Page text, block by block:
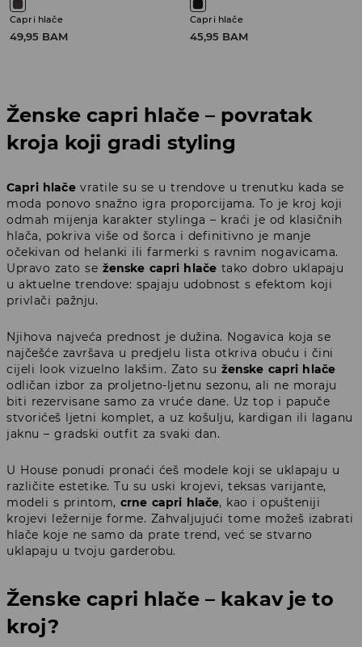
Capri hlače
49,95 BAM
Capri hlače
45,95 BAM
Ženske capri hlače – povratak
kroja koji gradi styling
Capri hlačevratile su se u trendove u trenutku kada se
moda ponovo snažno igra proporcijama. To je kroj koji
odmah mijenja karakter stylinga – kraći je od klasičnih
hlača, pokriva više od šorca i definitivno je manje
očekivan od helanki ili farmerki s ravnim nogavicama.
Upravo zato se ženske capri hlače tako dobro uklapaju
u aktuelne trendove: spajaju udobnost s efektom koji
privlači pažnju.
Njihova najveća prednost je dužina. Nogavica koja se
najčešće završava u predjelu lista otkriva obuću i čini
cijeli look vizuelno lakšim. Zato su ženske capri hlače
odličan izbor za proljetno-ljetnu sezonu, ali ne moraju
biti rezervisane samo za vruće dane. Uz top i papuče
stvorićeš ljetni komplet, a uz košulju, kardigan ili laganu
jaknu – gradski outfit za svaki dan.
U House ponudi pronaći ćeš modele koji se uklapaju u
različite estetike. Tu su uski krojevi, teksas varijante,
modeli s printom, crne capri hlače, kao i opušteniji
krojevi ležernije forme. Zahvaljujući tome možeš izabrati
hlače koje ne samo da prate trend, već se stvarno
uklapaju u tvoju garderobu.
Ženske capri hlače – kakav je to
kroj?